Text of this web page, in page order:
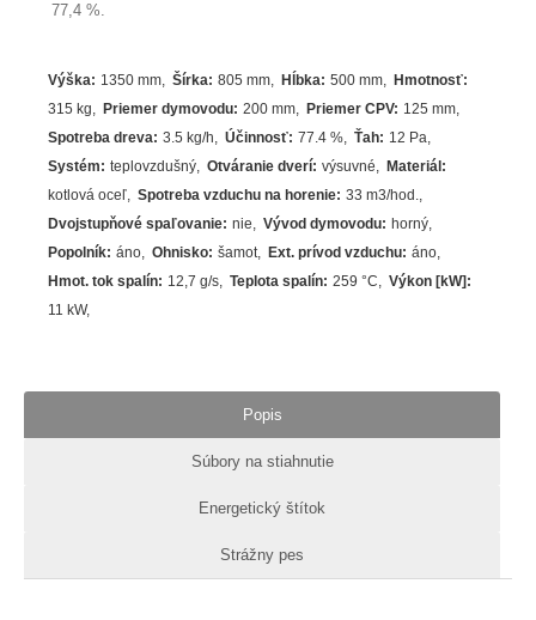
77,4 %.
Výška: 1350 mm Šírka: 805 mm Hĺbka: 500 mm Hmotnosť:
315 kg
Priemer dymovodu: 200 mm Priemer CPV: 125 mm
Spotreba dreva: 3.5 kg/h Účinnosť: 77.4% Ťah: 12 Pa
Systém: teplovzdušný Otváranie dverí: výsuvné Materiál :
kotlová oceľ
Spotreba vzduchu na horenie: 33 m3/hod.
Dvojstupňové spaľovanie: nie Vývod dymovodu: horný
Popolník: áno Ohnisko: šamot Ext. prívod vzduchu: áno
Hmot. tok spalín: 12,7 g/s Teplota spalín: 259°C Výkon [kW] :
11 kW
Popis
Súbory na stiahnutie
Energetický štítok
Strážny pes